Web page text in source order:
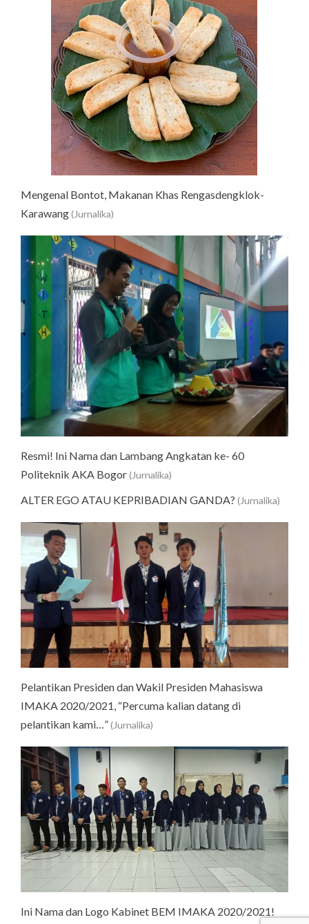
Mengenal Bontot, Makanan Khas Rengasdengklok-
Karawang(Jurnalika)
Resmi! Ini Nama dan Lambang Angkatan ke- 60
Politeknik AKA Bogor(Jurnalika)
ALTER EGO ATAU KEPRIBADIAN GANDA? (Jurnalika)
Pelantikan Presiden dan Wakil Presiden Mahasiswa
IMAKA 2020/2021, “Percuma kalian datang di
pelantikan kami…”(Jurnalika)
Ini Nama dan Logo Kabinet BEM IMAKA 2020/2021!